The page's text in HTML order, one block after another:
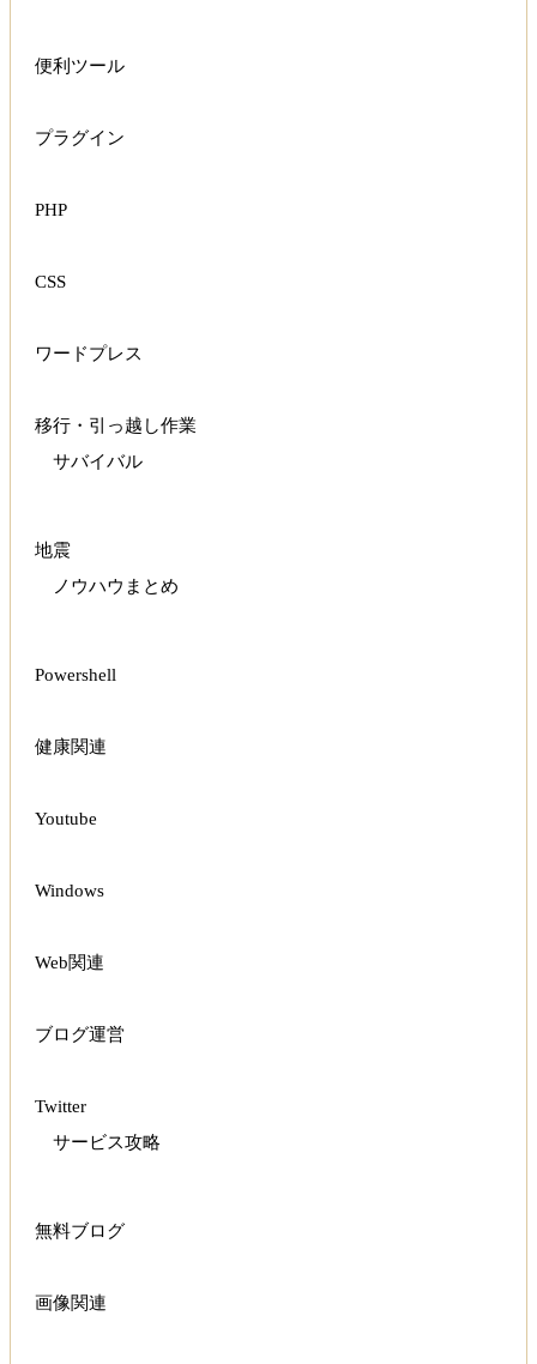
便利ツール
プラグイン
PHP
CSS
ワードプレス
移行・引っ越し作業
サバイバル
地震
ノウハウまとめ
Powershell
健康関連
Youtube
Windows
Web関連
ブログ運営
Twitter
サービス攻略
無料ブログ
画像関連